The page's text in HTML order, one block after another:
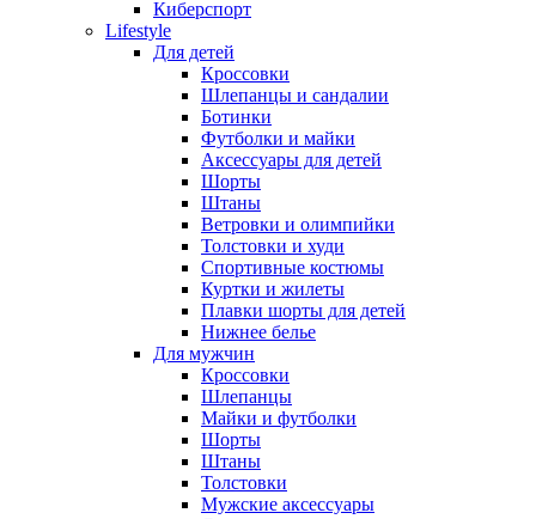
Киберспорт
Lifestyle
Для детей
Кроссовки
Шлепанцы и сандалии
Ботинки
Футболки и майки
Аксессуары для детей
Шорты
Штаны
Ветровки и олимпийки
Толстовки и худи
Спортивные костюмы
Куртки и жилеты
Плавки шорты для детей
Нижнее белье
Для мужчин
Кроссовки
Шлепанцы
Майки и футболки
Шорты
Штаны
Толстовки
Мужские аксессуары